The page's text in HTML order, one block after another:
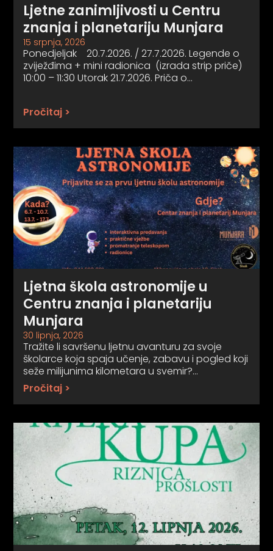
Ljetne zanimljivosti u Centru
znanja i planetariju Munjara
15 srpnja, 2026
Ponedjeljak 20.7.2026. / 27.7.2026. Legende o
zviježđima + mini radionica (izrada strip priče)
10:00 – 11:30 Utorak 21.7.2026. Priča o…
Pročitaj >
Ljetna škola astronomije u
Centru znanja i planetariju
Munjara
30 lipnja, 2026
Tražite li savršenu ljetnu avanturu za svoje
školarce koja spaja učenje, zabavu i pogled koji
seže milijunima kilometara u svemir?…
Pročitaj >